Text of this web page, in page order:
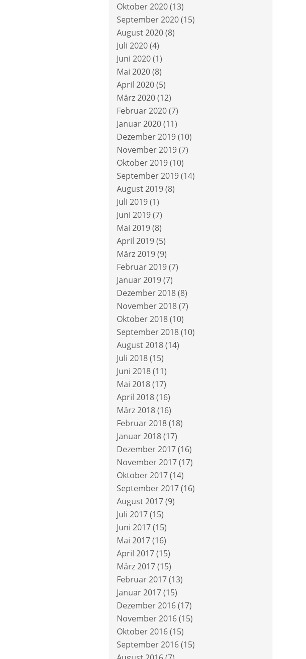
Oktober 2020(13)
September 2020(15)
August 2020(8)
Juli 2020(4)
Juni 2020(1)
Mai 2020(8)
April 2020(5)
März 2020(12)
Februar 2020(7)
Januar 2020(11)
Dezember 2019(10)
November 2019(7)
Oktober 2019(10)
September 2019(14)
August 2019(8)
Juli 2019(1)
Juni 2019(7)
Mai 2019(8)
April 2019(5)
März 2019(9)
Februar 2019(7)
Januar 2019(7)
Dezember 2018(8)
November 2018(7)
Oktober 2018(10)
September 2018(10)
August 2018(14)
Juli 2018(15)
Juni 2018(11)
Mai 2018(17)
April 2018(16)
März 2018(16)
Februar 2018(18)
Januar 2018(17)
Dezember 2017(16)
November 2017(17)
Oktober 2017(14)
September 2017(16)
August 2017(9)
Juli 2017(15)
Juni 2017(15)
Mai 2017(16)
April 2017(15)
März 2017(15)
Februar 2017(13)
Januar 2017(15)
Dezember 2016(17)
November 2016(15)
Oktober 2016(15)
September 2016(15)